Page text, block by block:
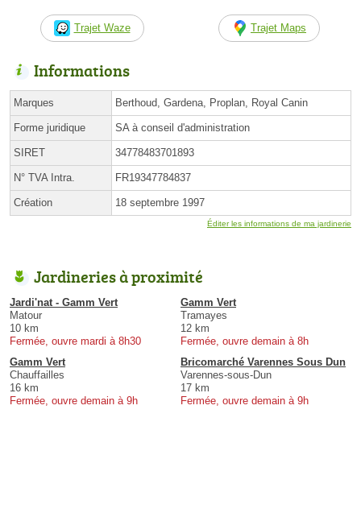
Trajet Waze Trajet Maps
Informations
Marques Berthoud, Gardena, Proplan, Royal Canin
Forme juridique SA à conseil d'administration
SIRET 34778483701893
N° TVA Intra. FR19347784837
Création 18 septembre 1997
Éditer les informations de ma jardinerie
Jardineries à proximité
Jardi'nat - Gamm Vert
Matour
10 km
Fermée, ouvre mardi à 8h30
Gamm Vert
Tramayes
12 km
Fermée, ouvre demain à 8h
Gamm Vert
Chauffailles
16 km
Fermée, ouvre demain à 9h
Bricomarché Varennes Sous Dun
Varennes-sous-Dun
17 km
Fermée, ouvre demain à 9h